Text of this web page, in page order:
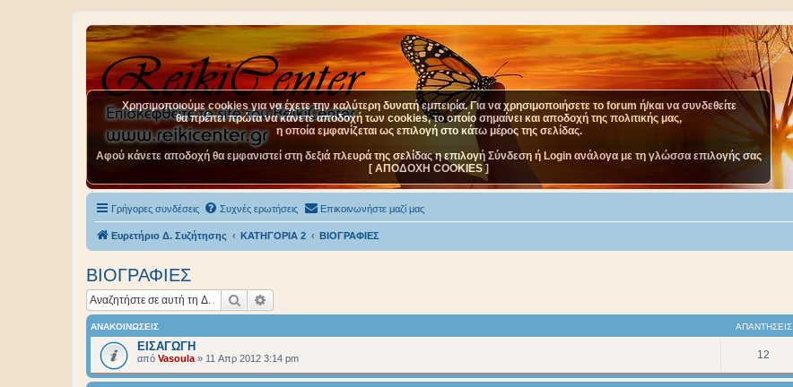
Γρήγορες συνδέσεις Συχνές ερωτήσεις Επικοινωνήστε μαζί μας
Ευρετήριο Δ. Συζήτησης ΚΑΤΗΓΟΡΙΑ 2 BIOΓΡΑΦΙΕΣ
BIOΓΡΑΦΙΕΣ
Αναζήτηση
ΑΝΑΚΟΙΝΏΣΕΙΣ ΑΠΑΝΤΉΣΕΙΣ
ΕΙΣΑΓΩΓΗ
από Vasoula » 11 Απρ 2012 3:14 pm 12
Χρησιμοποιούμε cookies για να έχετε την καλύτερη δυνατή εμπειρία. Για να χρησιμοποιήσετε το forum ή/και να συνδεθείτε
θα πρέπει πρώτα να κάνετε αποδοχή των cookies, το οποίο σημαίνει και αποδοχή της πολιτικής μας,
η οποία εμφανίζεται ως επιλογή στο κάτω μέρος της σελίδας.
Αφού κάνετε αποδοχή θα εμφανιστεί στη δεξιά πλευρά της σελίδας η επιλογή Σύνδεση ή Login ανάλογα με τη γλώσσα επιλογής σας
[ ΑΠΟΔΟΧΗ COOKIES ]